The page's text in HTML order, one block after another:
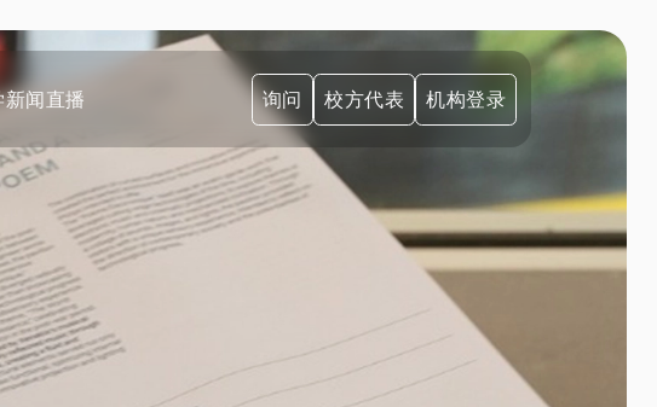
新闻直播 询问 校方代表 机构登录